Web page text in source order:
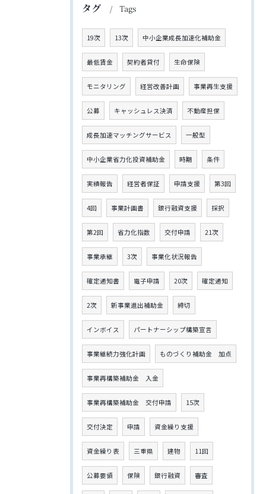
タグ Tags
19次 13次 中小企業成長加速化補助金
最低賃金 契約者貸付 生命保険
モニタリング 経営改善計画 事業再生支援
公募 キャッシュレス決済 不動産担保
成長加速マッチングサービス 一般型
中小企業省力化投資補助金 時期 条件
実績報告 経営者保証 申請支援 第3回
4回 事業計画書 銀行融資支援 採択
第2回 省力化指数 交付申請 21次
事業承継 3次 事業化状況報告
確定通知書 電子申請 20次 確定通知
2次 新事業進出補助金 締切
インボイス パートナーシップ構築宣言
事業継続力強化計画 ものづくり補助金 加点
事業再構築補助金 入金
事業再構築補助金 交付申請 15次
交付決定 申請 資金繰り支援
資金繰り表 三重県 建物 11回
公募要領 保険 銀行融資 審査